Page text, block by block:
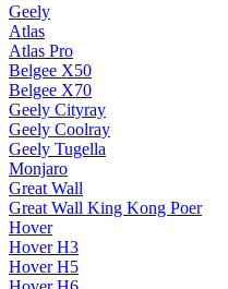
Geely
Atlas
Atlas Pro
Belgee X50
Belgee X70
Geely Cityray
Geely Coolray
Geely Tugella
Monjaro
Great Wall
Great Wall King Kong Poer
Hover
Hover H3
Hover H5